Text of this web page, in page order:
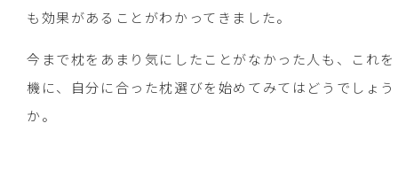
も効果があることがわかってきました。
今まで枕をあまり気にしたことがなかった人も、これを
機に、自分に合った枕選びを始めてみてはどうでしょう
か。